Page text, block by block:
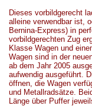
Dieses vorbildgerecht
alleine verwendbar ist,
Bernina-Express) in
vorbildgerechten Zug
Klasse Wagen und
Wagen sind in der
ab dem Jahr 2005
aufwendig ausgeführt.
öffnen, die Wagen
und Metallradsätze.
Länge über Puffer